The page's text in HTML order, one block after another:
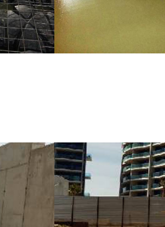
FERROTUBO
FERROVIAL